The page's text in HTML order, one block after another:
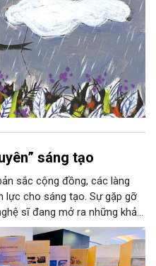
sáng tạo
sắc cộng đồng, các làng
lực cho sáng tạo. Sự gặp gỡ
sĩ đang mở ra những khả
đương đại trên nền tảng di
cảm hứng ấy, Hà Nội đang
thái thủ công, biến vốn cổ